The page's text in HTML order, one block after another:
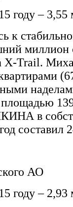
году –
к
миллион
X-Trail.
площадью
в
составил
АО
году –